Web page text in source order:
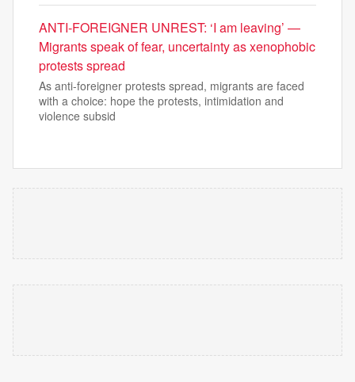
ANTI-FOREIGNER UNREST: ‘I am leaving’ —
Migrants speak of fear, uncertainty as xenophobic
protests spread
As anti-foreigner protests spread, migrants are faced
with a choice: hope the protests, intimidation and
violence subsid